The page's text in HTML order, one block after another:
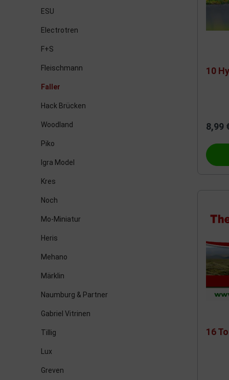
Mo-Miniatur
Rietze
Seuthe
Roco
Trix
Heller
Kato
M+D - Klein Modellbahn Hornby
Herpa L. S.
Roco H0
ESU
Electrotren
F+S
Fleischmann
Faller
Hack Brücken
Woodland
Piko
Igra Model
Kres
Noch
Mo-Miniatur
Heris
Mehano
Märklin
Naumburg & Partner
Gabriel Vitrinen
Tillig
Lux
Greven
10
8,99
16